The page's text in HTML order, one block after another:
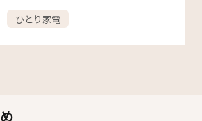
ひとり家電